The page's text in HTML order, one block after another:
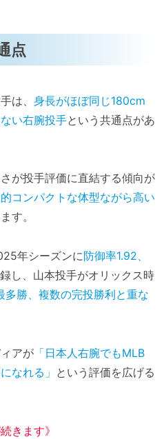
点
は、 身長がほぼ同じ180cm
い右腕投手という共通点があ
が投手評価に直結する傾向が
コンパクトな体型ながら高い
す。
年シーズンに防御率1.92、
し、山本投手がオリックス時
多勝、複数の完投勝利と重な
アが 「日本人右腕でもMLB
なれる」 という評価を広げる
きます》